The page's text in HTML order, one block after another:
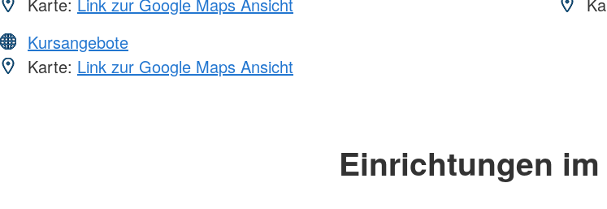
Kursangebote
Karte: Link zur Google Maps Ansicht
Einrichtungen